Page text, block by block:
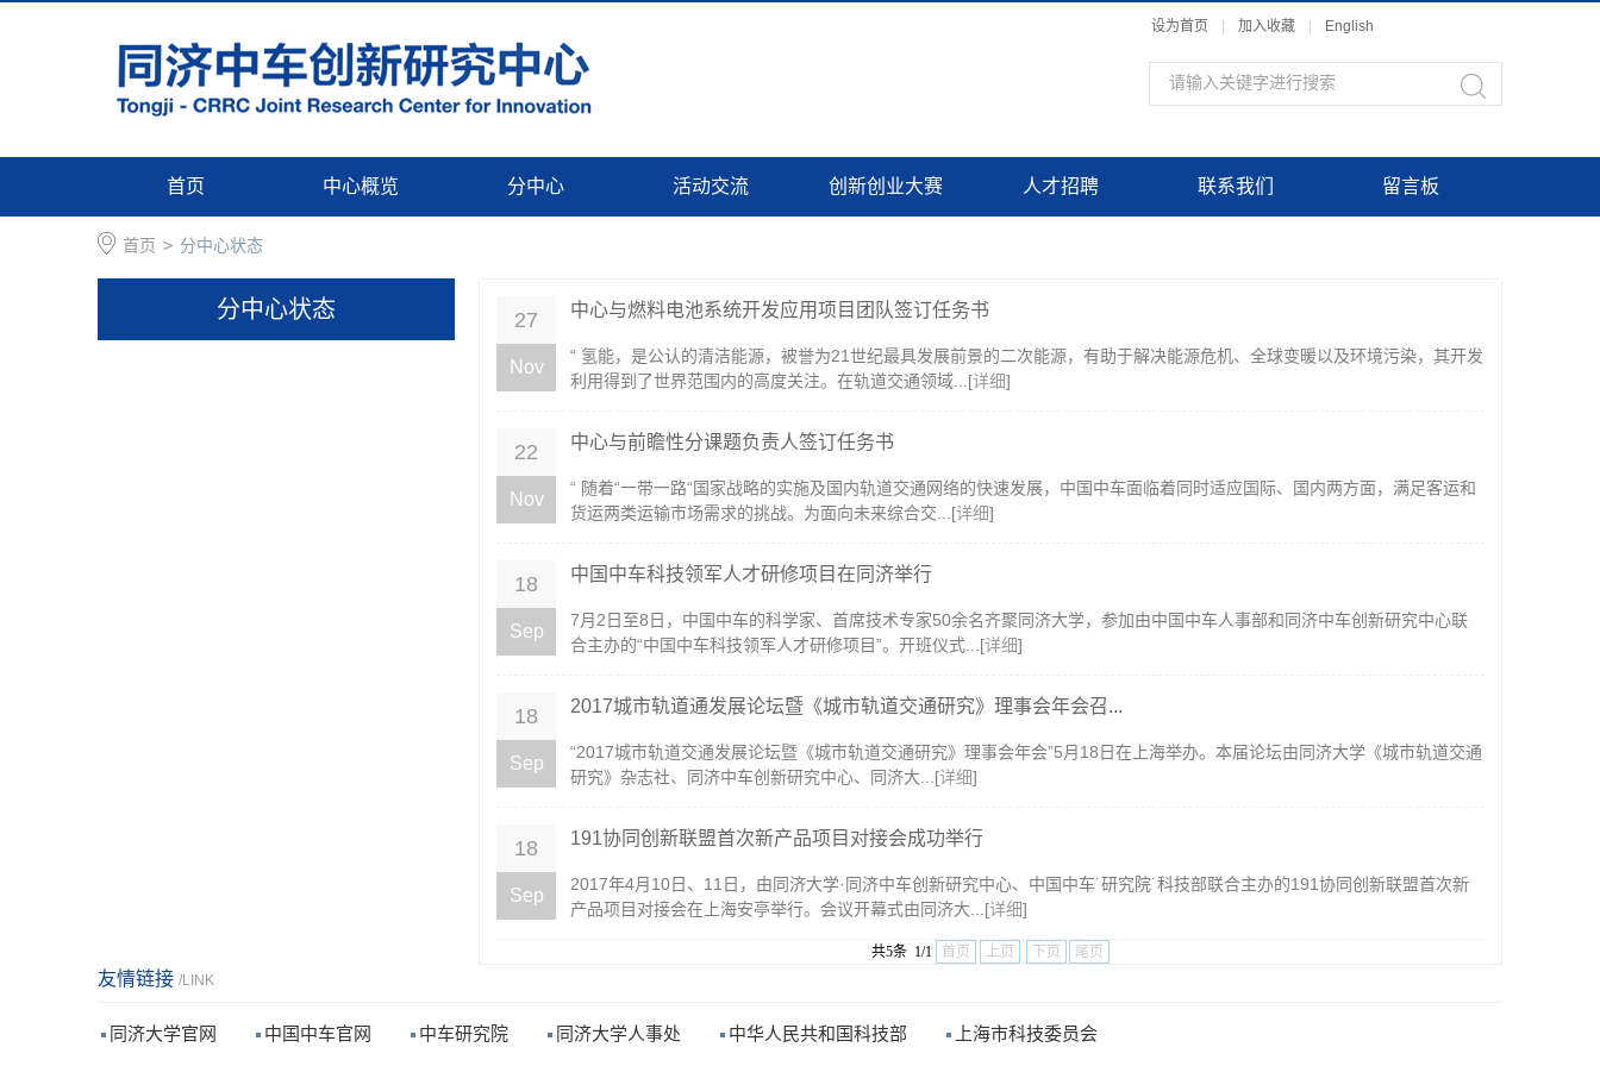
设为首页 加入收藏 English
首页 中心概览 分中心 活动交流 创新创业大赛 人才招聘 联系我们 留言板
首页 > 分中心状态
分中心状态 27
Nov
中心与燃料电池系统开发应用项目团队签订任务书
“ 氢能，是公认的清洁能源，被誉为21世纪最具发展前景的二次能源，有助于解决能源危机、全球变暖以及环境污染，其开发
利用得到了世界范围内的高度关注。在轨道交通领域...[详细]
22
Nov
中心与前瞻性分课题负责人签订任务书
“ 随着“一带一路“国家战略的实施及国内轨道交通网络的快速发展，中国中车面临着同时适应国际、国内两方面，满足客运和
货运两类运输市场需求的挑战。为面向未来综合交...[详细]
18
Sep
中国中车科技领军人才研修项目在同济举行
7月2日至8日，中国中车的科学家、首席技术专家50余名齐聚同济大学，参加由中国中车人事部和同济中车创新研究中心联
合主办的“中国中车科技领军人才研修项目”。开班仪式...[详细]
18
Sep
2017城市轨道通发展论坛暨《城市轨道交通研究》理事会年会召...
“2017城市轨道交通发展论坛暨《城市轨道交通研究》理事会年会”5月18日在上海举办。本届论坛由同济大学《城市轨道交通
研究》杂志社、同济中车创新研究中心、同济大...[详细]
18
Sep
191协同创新联盟首次新产品项目对接会成功举行
2017年4月10日、11日，由同济大学·同济中车创新研究中心、中国中车˙研究院˙科技部联合主办的191协同创新联盟首次新
产品项目对接会在上海安亭举行。会议开幕式由同济大...[详细]
共5条 1/1 首页 上页 下页 尾页
友情链接 /LINK
同济大学官网 中国中车官网 中车研究院 同济大学人事处 中华人民共和国科技部 上海市科技委员会